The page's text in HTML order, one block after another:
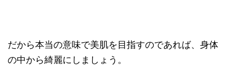
だから本当の意味で美肌を目指すのであれば、身体
の中から綺麗にしましょう。